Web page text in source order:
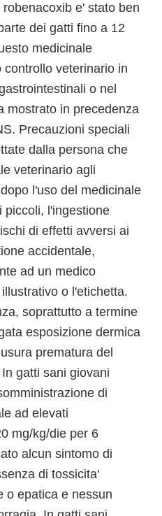
e' stato ben
dei gatti fino a 12
medicinale
veterinario in
o nel
mostrato in precedenza
Precauzioni speciali
dalla persona che
veterinario agli
l'uso del medicinale
piccoli, l'ingestione
di effetti avversi ai
accidentale,
ad un medico
o l'etichetta.
soprattutto a termine
esposizione dermica
prematura del
gatti sani giovani
di
ad elevati
mg/kg/die per 6
alcun sintomo di
di tossicita'
o epatica e nessun